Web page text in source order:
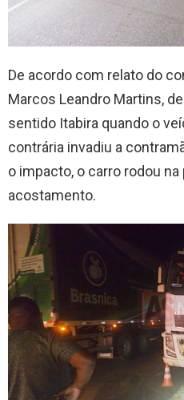
De acordo com relato do
Marcos Leandro Martins,
sentido Itabira quando o
contrária invadiu a
o impacto, o carro rodou
acostamento.